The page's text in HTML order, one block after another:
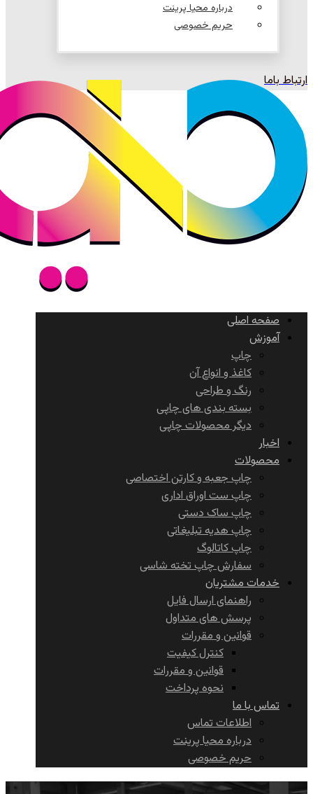
درباره محیا پرینت
حریم خصوصی
ارتباط باما
صفحه اصلی
آموزش
چاپ
کاغذ و انواع آن
رنگ و طراحی
بسته بندی های چاپی
دیگر محصولات چاپی
اخبار
محصولات
چاپ جعبه و کارتن اختصاصی
چاپ ست اوراق اداری
چاپ ساک دستی
چاپ هدیه تبلیغاتی
چاپ کاتالوگ
سفارش چاپ تخته شاسی
خدمات مشتریان
راهنمای ارسال فایل
پرسش های متداول
قوانین و مقررات
کنترل کیفیت
قوانین و مقررات
نحوه پرداخت
تماس با ما
اطلاعات تماس
درباره محیا پرینت
حریم خصوصی